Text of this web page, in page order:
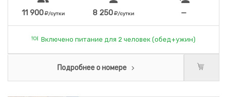
11 900 /сутки 8 250 /сутки —
Включено питание для 2 человек (обед+ужин)
Подробнее о номере